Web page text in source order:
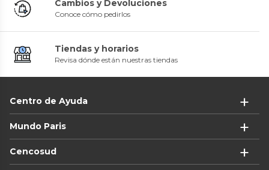
Cambios y Devoluciones
Conoce cómo pedirlos
Tiendas y horarios
Revisa dónde están nuestras tiendas
Centro de Ayuda
Mundo Paris
Cencosud